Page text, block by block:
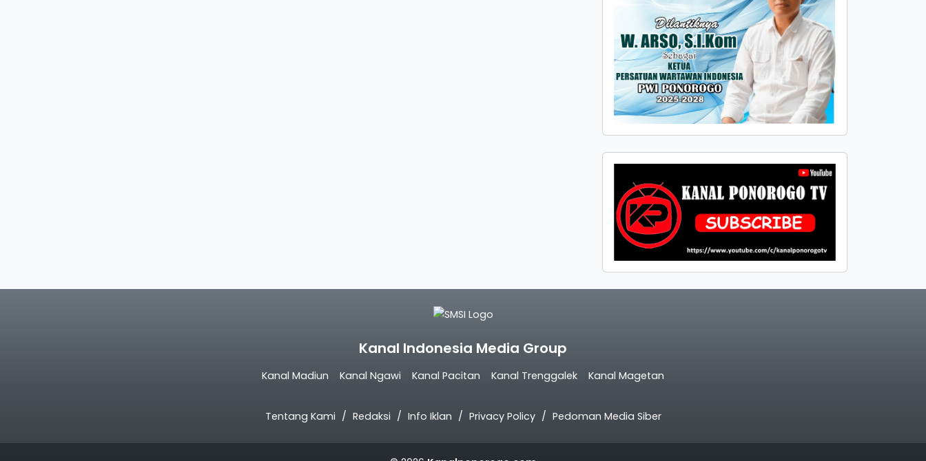
Kanal Indonesia Media Group
Kanal Madiun Kanal Ngawi Kanal Pacitan Kanal Trenggalek Kanal Magetan
Tentang Kami Redaksi Info Iklan Privacy Policy Pedoman Media Siber